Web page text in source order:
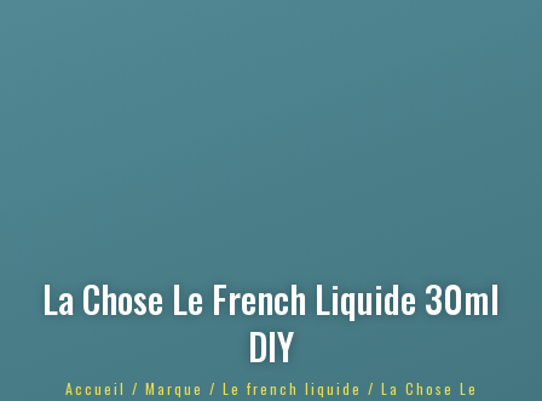
La Chose Le French Liquide 30ml
DIY
Accueil / Marque / Le french liquide / La Chose Le